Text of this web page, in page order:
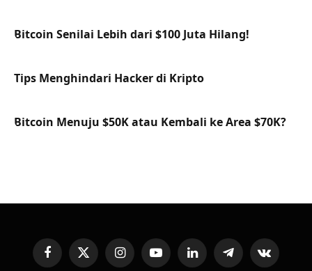
Bitcoin Senilai Lebih dari $100 Juta Hilang!
Tips Menghindari Hacker di Kripto
Bitcoin Menuju $50K atau Kembali ke Area $70K?
FacebookX
InstagramYouTubeLinkedInTelegramVKontakte